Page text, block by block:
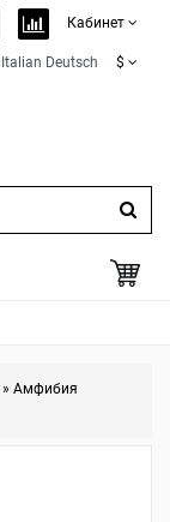
Кабинет
Italian Deutsch $
» Амфибия